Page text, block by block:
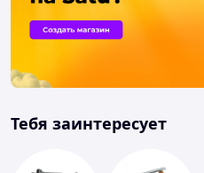
Тебя заинтересует